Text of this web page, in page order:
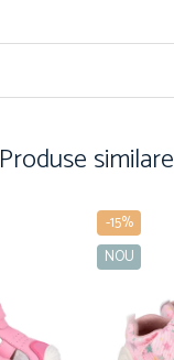
Produse similare
-15%
NOU